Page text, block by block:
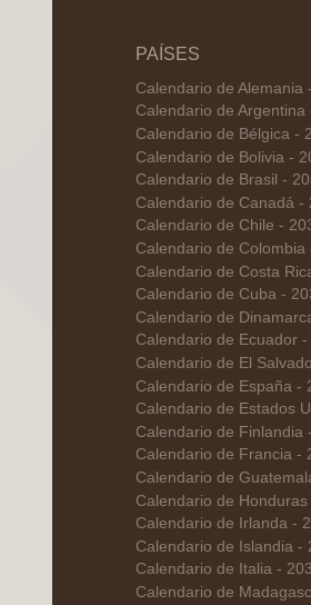
PAÍSES
Calendario de Alemania
Calendario de Argentina
Calendario de Bélgica -
Calendario de Bolivia -
Calendario de Brasil -
Calendario de Canadá -
Calendario de Chile -
Calendario de Colombia
Calendario de Costa
Calendario de Cuba -
Calendario de
Calendario de Ecuador -
Calendario de El
Calendario de España -
Calendario de Estados
Calendario de Finlandia
Calendario de Francia -
Calendario de
Calendario de Honduras
Calendario de Irlanda -
Calendario de Islandia -
Calendario de Italia -
Calendario de